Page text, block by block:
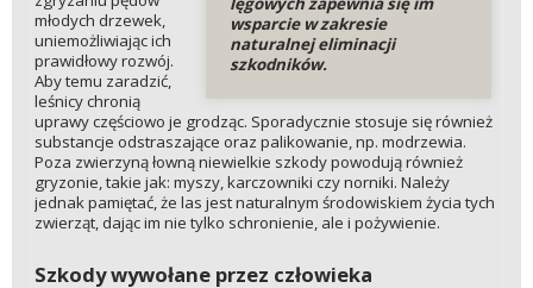
wsparcie w zakresie
naturalnej eliminacji
szkodników.
młodych drzewek,
uniemożliwiając ich
prawidłowy rozwój.
Aby temu zaradzić,
leśnicy chronią
uprawy częściowo je grodząc. Sporadycznie stosuje się również
substancje odstraszające oraz palikowanie, np. modrzewia.
Poza zwierzyną łowną niewielkie szkody powodują również
gryzonie, takie jak: myszy, karczowniki czy norniki. Należy
jednak pamiętać, że las jest naturalnym środowiskiem życia tych
zwierząt, dając im nie tylko schronienie, ale i pożywienie.
Szkody wywołane przez człowieka